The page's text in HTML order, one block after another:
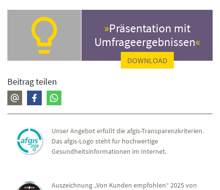
Präsentation mit
Umfrageergebnissen
DOWNLOAD
Beitrag teilen
Unser Angebot erfüllt die afgis-Transparenzkriterien.
Das afgis-Logo steht für hochwertige
Gesundheitsinformationen im Internet.
Auszeichnung „Von Kunden empfohlen“ 2025 von